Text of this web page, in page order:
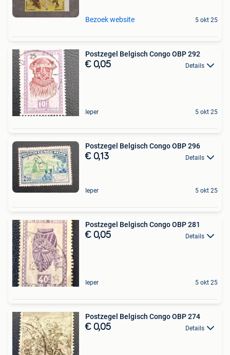
Bezoek website 5 okt 25
Postzegel Belgisch Congo OBP 292
€ 0,05 Details
Ieper 5 okt 25
Postzegel Belgisch Congo OBP 296
€ 0,13 Details
Ieper 5 okt 25
Postzegel Belgisch Congo OBP 281
€ 0,05 Details
Ieper 5 okt 25
Postzegel Belgisch Congo OBP 274
€ 0,05 Details